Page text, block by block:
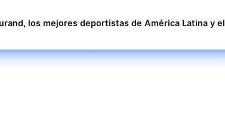
los mejores deportistas de América Latina y el